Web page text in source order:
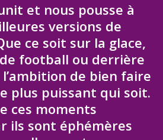
et nous pousse à
versions de
ce soit sur la glace,
football ou derrière
de bien faire
plus puissant qui soit.
ces moments
ils sont éphémères